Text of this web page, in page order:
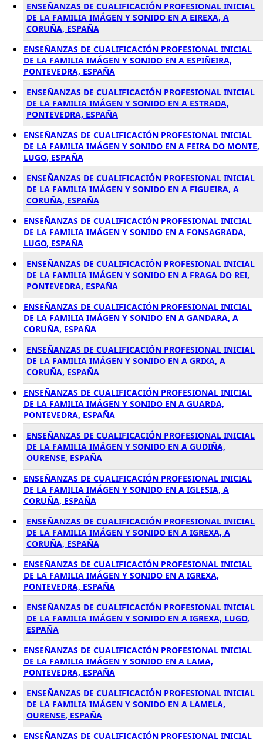
ENSEÑANZAS DE CUALIFICACIÓN PROFESIONAL INICIAL
DE LA FAMILIA IMÁGEN Y SONIDO EN A EIREXA, A
CORUÑA, ESPAÑA
ENSEÑANZAS DE CUALIFICACIÓN PROFESIONAL INICIAL
DE LA FAMILIA IMÁGEN Y SONIDO EN A ESPIÑEIRA,
PONTEVEDRA, ESPAÑA
ENSEÑANZAS DE CUALIFICACIÓN PROFESIONAL INICIAL
DE LA FAMILIA IMÁGEN Y SONIDO EN A ESTRADA,
PONTEVEDRA, ESPAÑA
ENSEÑANZAS DE CUALIFICACIÓN PROFESIONAL INICIAL
DE LA FAMILIA IMÁGEN Y SONIDO EN A FEIRA DO MONTE,
LUGO, ESPAÑA
ENSEÑANZAS DE CUALIFICACIÓN PROFESIONAL INICIAL
DE LA FAMILIA IMÁGEN Y SONIDO EN A FIGUEIRA, A
CORUÑA, ESPAÑA
ENSEÑANZAS DE CUALIFICACIÓN PROFESIONAL INICIAL
DE LA FAMILIA IMÁGEN Y SONIDO EN A FONSAGRADA,
LUGO, ESPAÑA
ENSEÑANZAS DE CUALIFICACIÓN PROFESIONAL INICIAL
DE LA FAMILIA IMÁGEN Y SONIDO EN A FRAGA DO REI,
PONTEVEDRA, ESPAÑA
ENSEÑANZAS DE CUALIFICACIÓN PROFESIONAL INICIAL
DE LA FAMILIA IMÁGEN Y SONIDO EN A GANDARA, A
CORUÑA, ESPAÑA
ENSEÑANZAS DE CUALIFICACIÓN PROFESIONAL INICIAL
DE LA FAMILIA IMÁGEN Y SONIDO EN A GRIXA, A
CORUÑA, ESPAÑA
ENSEÑANZAS DE CUALIFICACIÓN PROFESIONAL INICIAL
DE LA FAMILIA IMÁGEN Y SONIDO EN A GUARDA,
PONTEVEDRA, ESPAÑA
ENSEÑANZAS DE CUALIFICACIÓN PROFESIONAL INICIAL
DE LA FAMILIA IMÁGEN Y SONIDO EN A GUDIÑA,
OURENSE, ESPAÑA
ENSEÑANZAS DE CUALIFICACIÓN PROFESIONAL INICIAL
DE LA FAMILIA IMÁGEN Y SONIDO EN A IGLESIA, A
CORUÑA, ESPAÑA
ENSEÑANZAS DE CUALIFICACIÓN PROFESIONAL INICIAL
DE LA FAMILIA IMÁGEN Y SONIDO EN A IGREXA, A
CORUÑA, ESPAÑA
ENSEÑANZAS DE CUALIFICACIÓN PROFESIONAL INICIAL
DE LA FAMILIA IMÁGEN Y SONIDO EN A IGREXA,
PONTEVEDRA, ESPAÑA
ENSEÑANZAS DE CUALIFICACIÓN PROFESIONAL INICIAL
DE LA FAMILIA IMÁGEN Y SONIDO EN A IGREXA, LUGO,
ESPAÑA
ENSEÑANZAS DE CUALIFICACIÓN PROFESIONAL INICIAL
DE LA FAMILIA IMÁGEN Y SONIDO EN A LAMA,
PONTEVEDRA, ESPAÑA
ENSEÑANZAS DE CUALIFICACIÓN PROFESIONAL INICIAL
DE LA FAMILIA IMÁGEN Y SONIDO EN A LAMELA,
OURENSE, ESPAÑA
ENSEÑANZAS DE CUALIFICACIÓN PROFESIONAL INICIAL